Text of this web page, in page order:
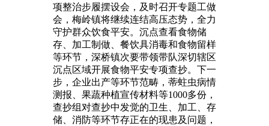
项整治步履摆设会，及时召开专题工做
会，梅岭镇将继续连结高压态势，全力
守护群众饮食平安。沉点查看食物储
存、加工制做、餐饮具消毒和食物留样
等环节，深桥镇次要带领带队深切辖区
沉点区域开展食物平安专项查抄。下一
步，企业出产等环节范畴，蒂蛀虫病情
测报、果蔬种植宣传材料等1000多份，
查抄组对查抄中发觉的卫生、加工、存
储、消防等环节存正在的现患及问题，